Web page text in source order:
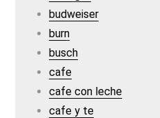
budweiser
burn
busch
cafe
cafe con leche
cafe y te